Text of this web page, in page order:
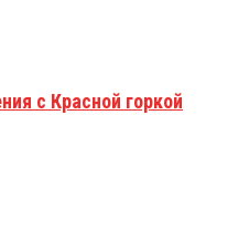
с Красной горкой